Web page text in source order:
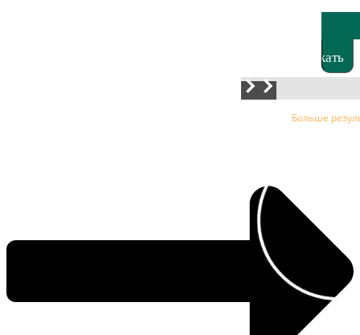
Искать
Больше